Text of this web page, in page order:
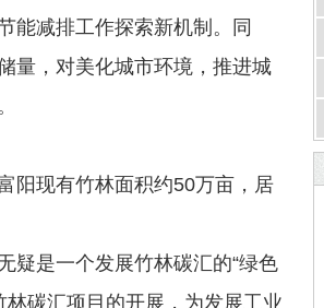
能减排工作探索新机制。同
量，对美化城市环境，推进城
现有竹林面积约50万亩，居
是一个发展竹林碳汇的“绿色
碳汇项目的开展，为发展工业